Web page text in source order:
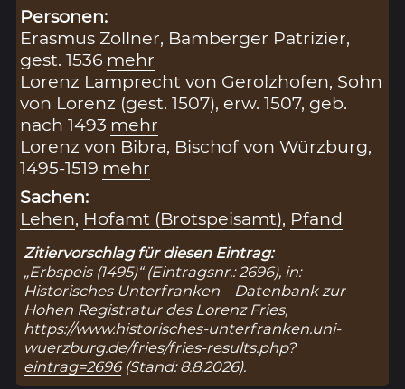
Personen:
Erasmus Zollner, Bamberger Patrizier,
gest. 1536 mehr
Lorenz Lamprecht von Gerolzhofen, Sohn
von Lorenz (gest. 1507), erw. 1507, geb.
nach 1493 mehr
Lorenz von Bibra, Bischof von Würzburg,
1495-1519 mehr
Sachen:
Lehen, Hofamt (Brotspeisamt), Pfand
Zitiervorschlag für diesen Eintrag:
„Erbspeis (1495)“ (Eintragsnr.: 2696), in:
Historisches Unterfranken – Datenbank zur
Hohen Registratur des Lorenz Fries,
https://www.historisches-unterfranken.uni-
wuerzburg.de/fries/fries-results.php?
eintrag=2696(Stand: 8.8.2026).